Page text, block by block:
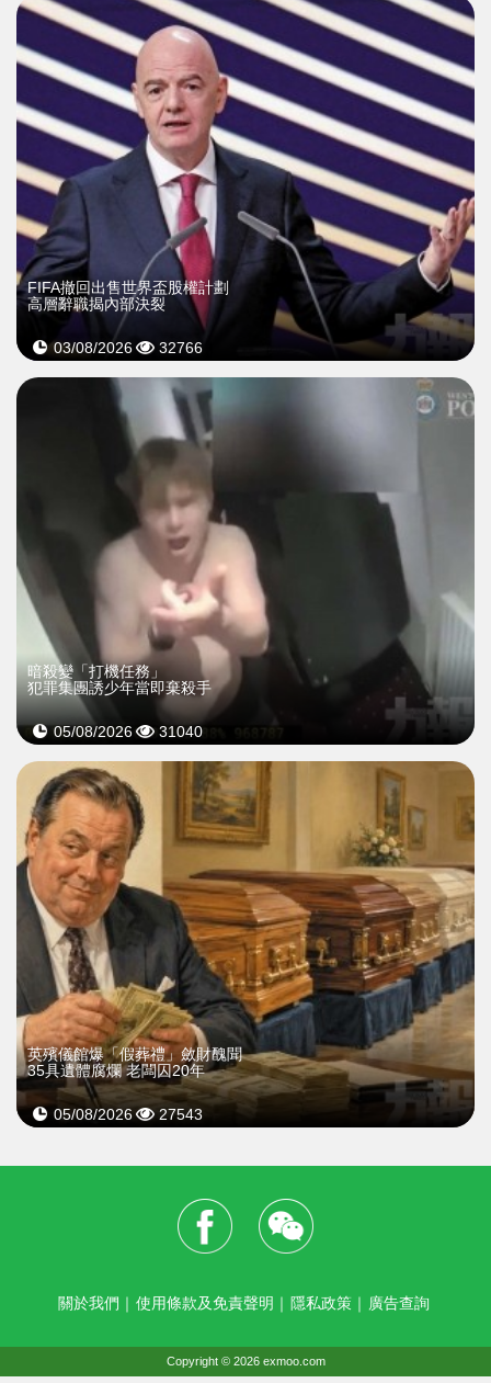
FIFA撤回出售世界盃股權計劃
高層辭職揭內部決裂
03/08/2026 32766
暗殺變「打機任務」
犯罪集團誘少年當即棄殺手
05/08/2026 31040
英殯儀館爆「假葬禮」斂財醜聞
35具遺體腐爛 老闆囚20年
05/08/2026 27543
關於我們 ｜ 使用條款及免責聲明 ｜ 隱私政策 ｜ 廣告查詢
Copyright © 2026 exmoo.com